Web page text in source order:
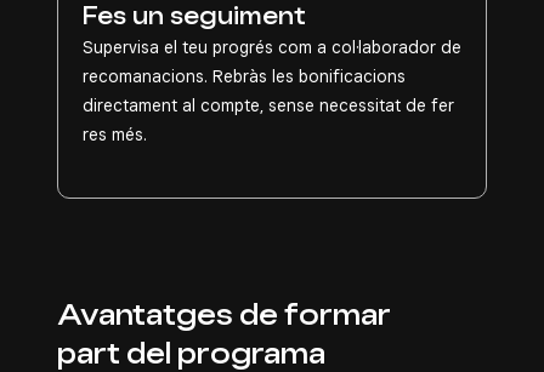
Fes un seguiment
Supervisa el teu progrés com a col·laborador de
recomanacions. Rebràs les bonificacions
directament al compte, sense necessitat de fer
res més.
Avantatges de formar
part del programa